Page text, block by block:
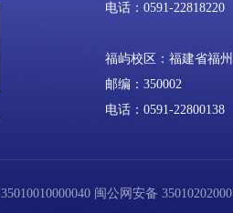
电话：0591-22818220
福屿校区：福建省福
邮编：350002
电话：0591-22800138
闽公网安备